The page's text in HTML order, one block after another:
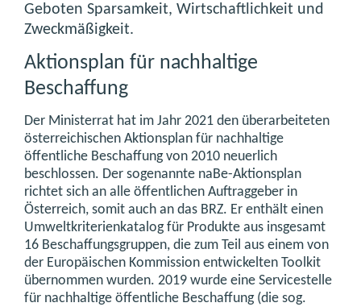
Geboten Sparsamkeit, Wirtschaftlichkeit und
Zweckmäßigkeit.
Aktionsplan für nachhaltige
Beschaffung
Der Ministerrat hat im Jahr 2021 den überarbeiteten
österreichischen Aktionsplan für nachhaltige
öffentliche Beschaffung von 2010 neuerlich
beschlossen. Der sogenannte naBe-Aktionsplan
richtet sich an alle öffentlichen Auftraggeber in
Österreich, somit auch an das BRZ. Er enthält einen
Umweltkriterienkatalog für Produkte aus insgesamt
16 Beschaffungsgruppen, die zum Teil aus einem von
der Europäischen Kommission entwickelten Toolkit
übernommen wurden. 2019 wurde eine Servicestelle
für nachhaltige öffentliche Beschaffung (die sog.